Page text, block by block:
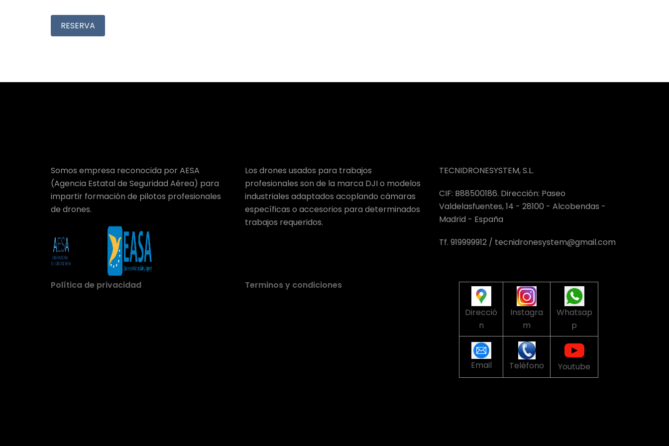
RESERVA
Somos empresa reconocida por AESA
(Agencia Estatal de Seguridad Aérea) para
impartir formación de pilotos profesionales
de drones.
Política de privacidad
Los drones usados para trabajos
profesionales son de la marca DJI o modelos
industriales adaptados acoplando cámaras
específicas o accesorios para determinados
trabajos requeridos.
Terminos y condiciones
TECNIDRONESYSTEM, S.L.
CIF: B88500186. Dirección: Paseo
Valdelasfuentes, 14 - 28100 - Alcobendas -
Madrid - España
Tf. 919999912 / tecnidronesystem@gmail.com
Direcció
n
Instagra
m
Whatsap
p
Email Teléfono Youtube